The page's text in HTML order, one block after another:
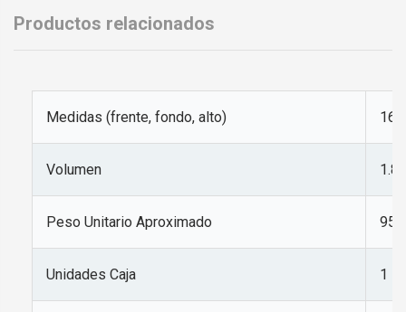
Productos relacionados
Medidas (frente, fondo, alto)
Volumen
Peso Unitario Aproximado 95
Unidades Caja 1